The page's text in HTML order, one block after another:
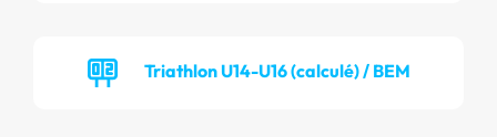
Triathlon U14-U16 (calculé) / BEM